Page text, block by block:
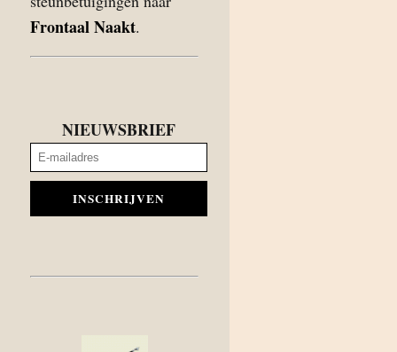
Frontaal Naakt.
NIEUWSBRIEF
INSCHRIJVEN